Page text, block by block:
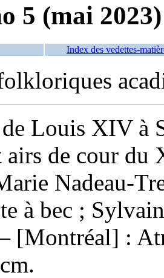
5 (mai 2023)
Index des vedettes-
Louis XIV à
airs de cour
Nadeau-
à bec ;
[Montréal] :